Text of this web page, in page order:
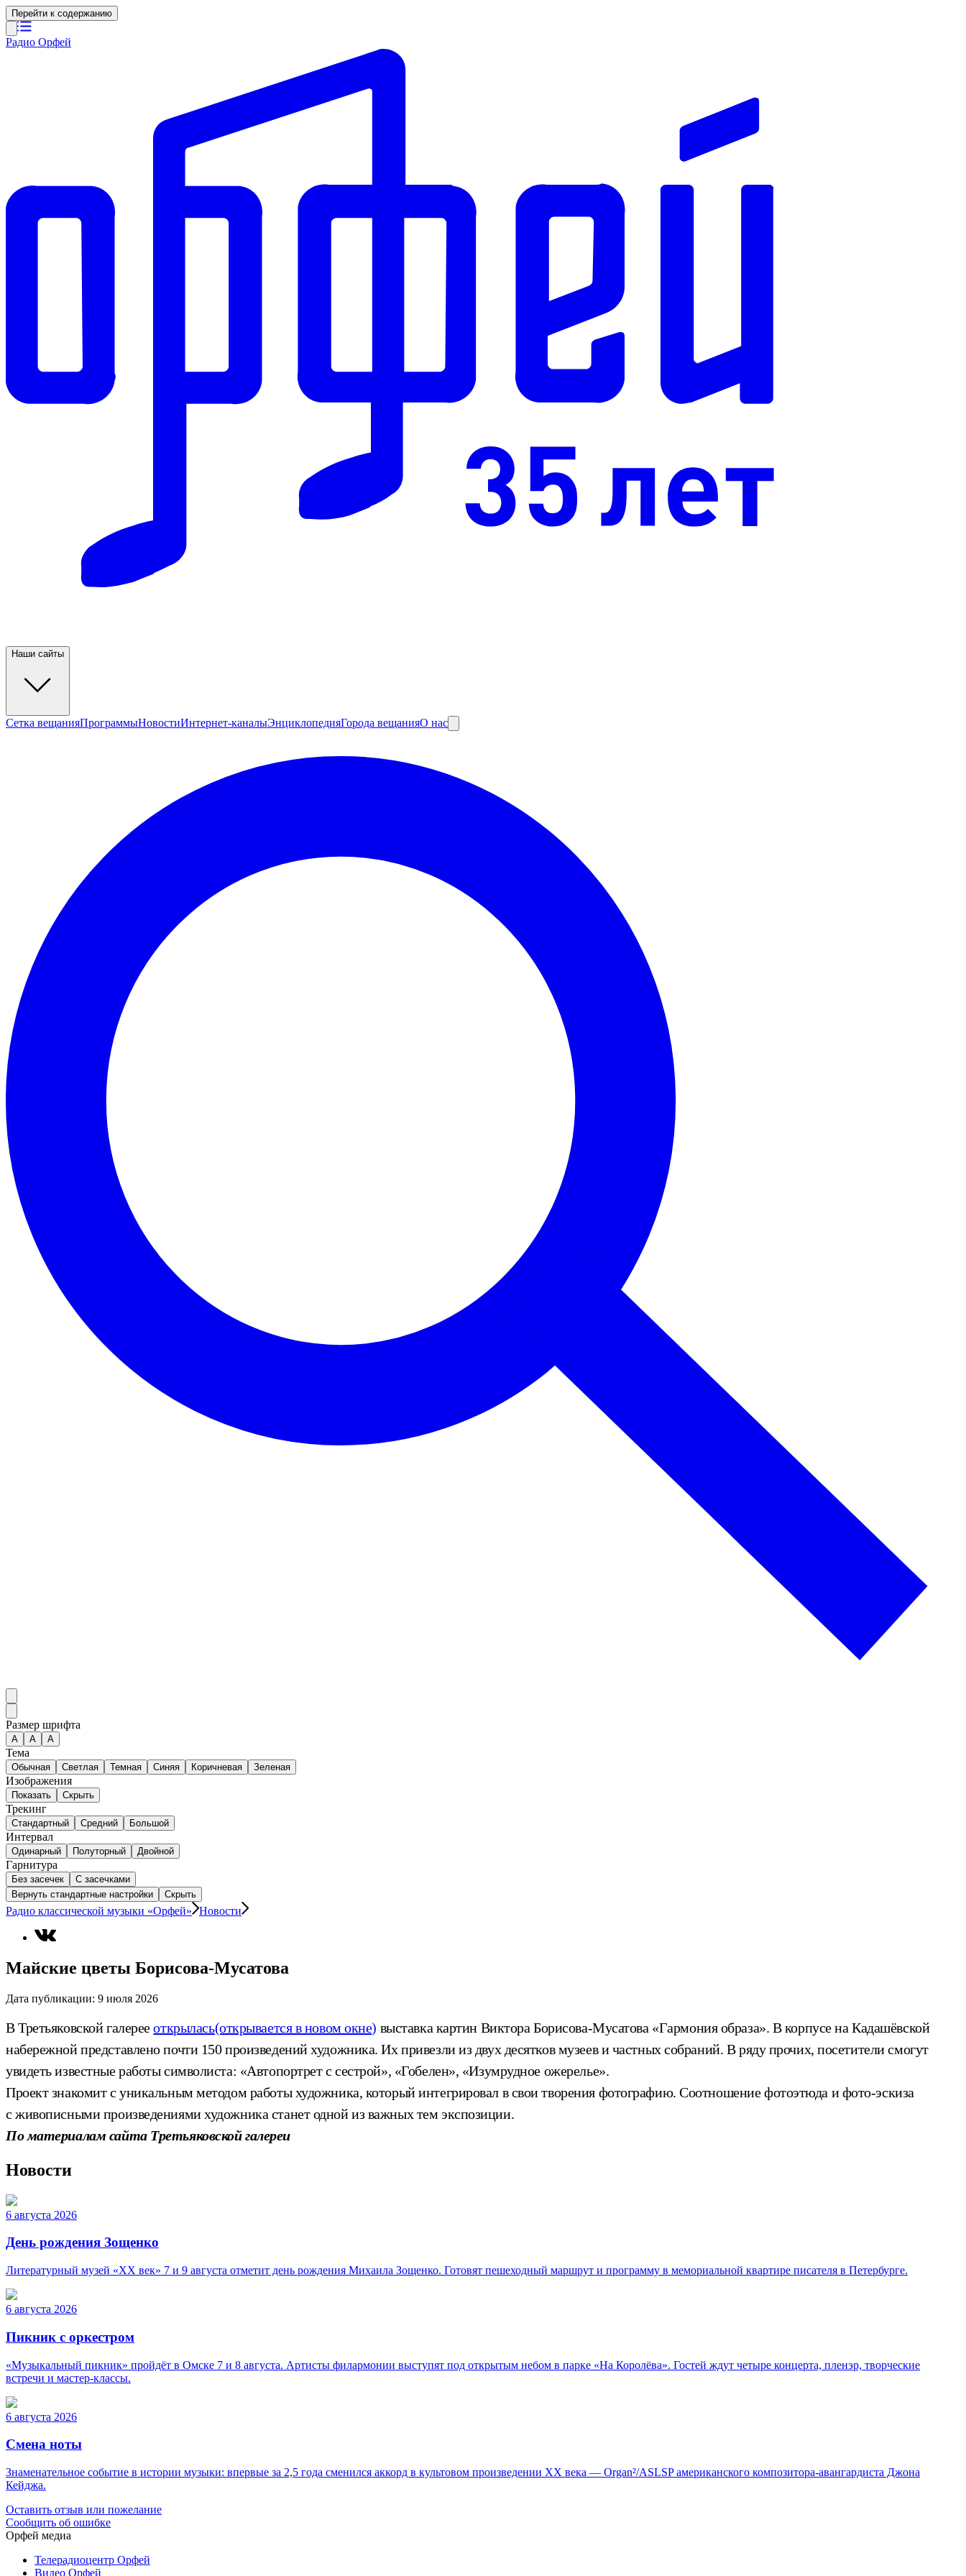
Перейти к содержанию
Радио Орфей
Наши сайты
Сетка вещанияПрограммыНовостиИнтернет-каналыЭнциклопедияГорода вещанияО нас
Размер шрифта
А A A
Тема
Обычная Светлая Темная Синяя Коричневая Зеленая
Изображения
Показать Скрыть
Трекинг
Стандартный Средний Большой
Интервал
Одинарный Полуторный Двойной
Гарнитура
Без засечек
С засечками
Вернуть стандартные настройки
Скрыть
Радио классической музыки «Орфей» Новости
Майские цветы Борисова-Мусатова
Дата публикации: 9 июля 2026
В Третьяковской галерееоткрылась(открывается в новом окне) выставка картин Виктора Борисова-Мусатова «Гармония образа». В корпусе на Кадашёвской
набережной представлено почти 150 произведений художника. Их привезли из двух десятков музеев и частных собраний. В ряду прочих, посетители смогут
увидеть известные работы символиста: «Автопортрет с сестрой», «Гобелен», «Изумрудное ожерелье».
Проект знакомит с уникальным методом работы художника, который интегрировал в свои творения фотографию. Соотношение фотоэтюда и фото-эскиза
с живописными произведениями художника станет одной из важных тем экспозиции.
По материалам сайта Третьяковской галереи
Новости
6 августа 2026
День рождения Зощенко
Литературный музей «ХХ век» 7 и 9 августа отметит день рождения Михаила Зощенко. Готовят пешеходный маршрут и программу в мемориальной квартире писателя в Петербурге.
6 августа 2026
Пикник с оркестром
«Музыкальный пикник» пройдёт в Омске 7 и 8 августа. Артисты филармонии выступят под открытым небом в парке «На Королёва». Гостей ждут четыре концерта, пленэр, творческие
встречи и мастер-классы.
6 августа 2026
Смена ноты
Знаменательное событие в истории музыки: впервые за 2,5 года сменился аккорд в культовом произведении XX века — Organ²/ASLSP американского композитора-авангардиста Джона
Кейджа.
Оставить отзыв или пожелание
Сообщить об ошибке
Орфей медиа
Телерадиоцентр Орфей
Видео Орфей